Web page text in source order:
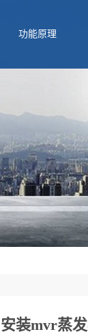
功能原理
安装mvr蒸